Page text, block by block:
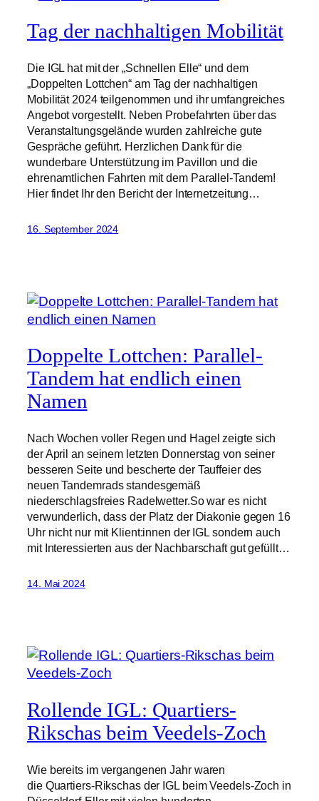
Tag der nachhaltigen Mobilität
Die IGL hat mit der „Schnellen Elle“ und dem
„Doppelten Lottchen“ am Tag der nachhaltigen
Mobilität 2024 teilgenommen und ihr umfangreiches
Angebot vorgestellt. Neben Probefahrten über das
Veranstaltungsgelände wurden zahlreiche gute
Gespräche geführt. Herzlichen Dank für die
wunderbare Unterstützung im Pavillon und die
ehrenamtlichen Fahrten mit dem Parallel-Tandem!
Hier findet Ihr den Bericht der Internetzeitung…
16. September 2024
Doppelte Lottchen: Parallel-
Tandem hat endlich einen
Namen
Nach Wochen voller Regen und Hagel zeigte sich
der April an seinem letzten Donnerstag von seiner
besseren Seite und bescherte der Tauffeier des
neuen Tandemrads standesgemäß
niederschlagsfreies Radelwetter.So war es nicht
verwunderlich, dass der Platz der Diakonie gegen 16
Uhr nicht nur mit Klient:innen der IGL sondern auch
mit Interessierten aus der Nachbarschaft gut gefüllt…
14. Mai 2024
Rollende IGL: Quartiers-
Rikschas beim Veedels-Zoch
Wie bereits im vergangenen Jahr waren
die Quartiers-Rikschas der IGL beim Veedels-Zoch in